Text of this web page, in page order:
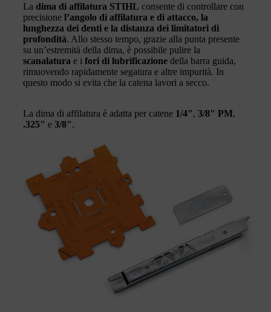
La dima di affilatura STIHL consente di controllare con
precisione l’angolo di affilatura e di attacco, la
lunghezza dei denti e la distanza dei limitatori di
profondità. Allo stesso tempo, grazie alla punta presente
su un’estremità della dima, è possibile pulire la
scanalatura e i fori di lubrificazione della barra guida,
rimuovendo rapidamente segatura e altre impurità. In
questo modo si evita che la catena lavori a secco.
La dima di affilatura è adatta per catene 1/4", 3/8" PM,
.325" e 3/8".